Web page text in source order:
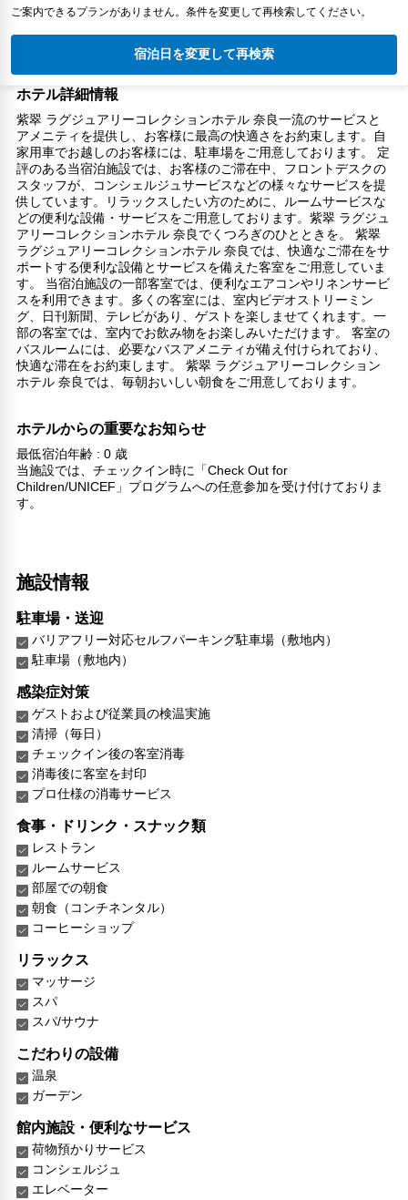
ご案内できるプランがありません。条件を変更して再検索してください。
宿泊日を変更して再検索
ホテル詳細情報
紫翠 ラグジュアリーコレクションホテル 奈良一流のサービスと
アメニティを提供し、お客様に最高の快適さをお約束します。自
家用車でお越しのお客様には、駐車場をご用意しております。 定
評のある当宿泊施設では、お客様のご滞在中、フロントデスクの
スタッフが、コンシェルジュサービスなどの様々なサービスを提
供しています。リラックスしたい方のために、ルームサービスな
どの便利な設備・サービスをご用意しております。紫翠 ラグジュ
アリーコレクションホテル 奈良でくつろぎのひとときを。 紫翠
ラグジュアリーコレクションホテル 奈良では、快適なご滞在をサ
ポートする便利な設備とサービスを備えた客室をご用意していま
す。 当宿泊施設の一部客室では、便利なエアコンやリネンサービ
スを利用できます。多くの客室には、室内ビデオストリーミン
グ、日刊新聞、テレビがあり、ゲストを楽しませてくれます。一
部の客室では、室内でお飲み物をお楽しみいただけます。 客室の
バスルームには、必要なバスアメニティが備え付けられており、
快適な滞在をお約束します。 紫翠 ラグジュアリーコレクション
ホテル 奈良では、毎朝おいしい朝食をご用意しております。
ホテルからの重要なお知らせ
最低宿泊年齢 : 0 歳
当施設では、チェックイン時に「Check Out for
Children/UNICEF」プログラムへの任意参加を受け付けておりま
す。
施設情報
駐車場・送迎
バリアフリー対応セルフパーキング駐車場（敷地内）
駐車場（敷地内）
感染症対策
ゲストおよび従業員の検温実施
清掃（毎日）
チェックイン後の客室消毒
消毒後に客室を封印
プロ仕様の消毒サービス
食事・ドリンク・スナック類
レストラン
ルームサービス
部屋での朝食
朝食（コンチネンタル）
コーヒーショップ
リラックス
マッサージ
スパ
スパ/サウナ
こだわりの設備
温泉
ガーデン
館内施設・便利なサービス
荷物預かりサービス
コンシェルジュ
エレベーター